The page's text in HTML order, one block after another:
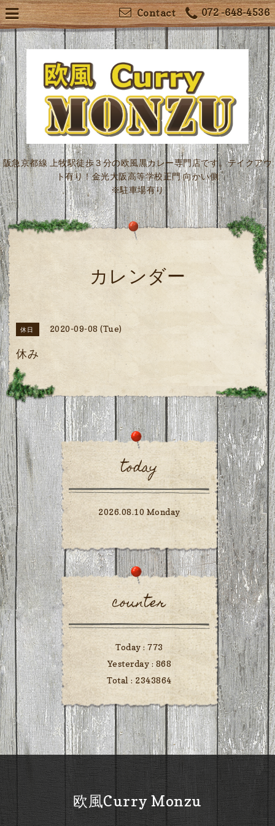
072 -648-4536
Contact
阪急京都線 上牧駅徒歩３分の欧風黒カレー専門店です。テイクアウ
ト有り！金光大阪高等学校正門 向かい側
※駐車場有り
カレンダー
休日 2020-09-08 (Tue)
休み
today
2026.08.10 Monday
counter
Today :773
Yesterday : 868
Total : 2343864
欧風Curry Monzu